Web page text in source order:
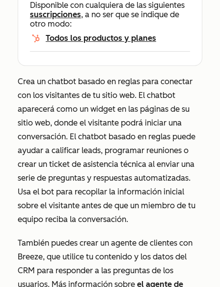
Disponible con cualquiera de las siguientes
suscripciones, a no ser que se indique de
otro modo:
Todos los productos y planes
Crea un chatbot basado en reglas para conectar
con los visitantes de tu sitio web. El chatbot
aparecerá como un widget en las páginas de su
sitio web, donde el visitante podrá iniciar una
conversación. El chatbot basado en reglas puede
ayudar a calificar leads, programar reuniones o
crear un ticket de asistencia técnica al enviar una
serie de preguntas y respuestas automatizadas.
Usa el bot para recopilar la información inicial
sobre el visitante antes de que un miembro de tu
equipo reciba la conversación.
También puedes crear un agente de clientes con
Breeze, que utilice tu contenido y los datos del
CRM para responder a las preguntas de los
usuarios. Más información sobre el agente de